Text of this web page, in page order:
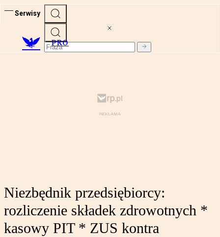
Serwisy
PRO
Niezbędnik przedsiębiorcy:
rozliczenie składek zdrowotnych *
kasowy PIT * ZUS kontra